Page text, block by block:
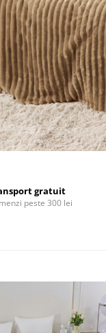
gratuit
peste 300 lei